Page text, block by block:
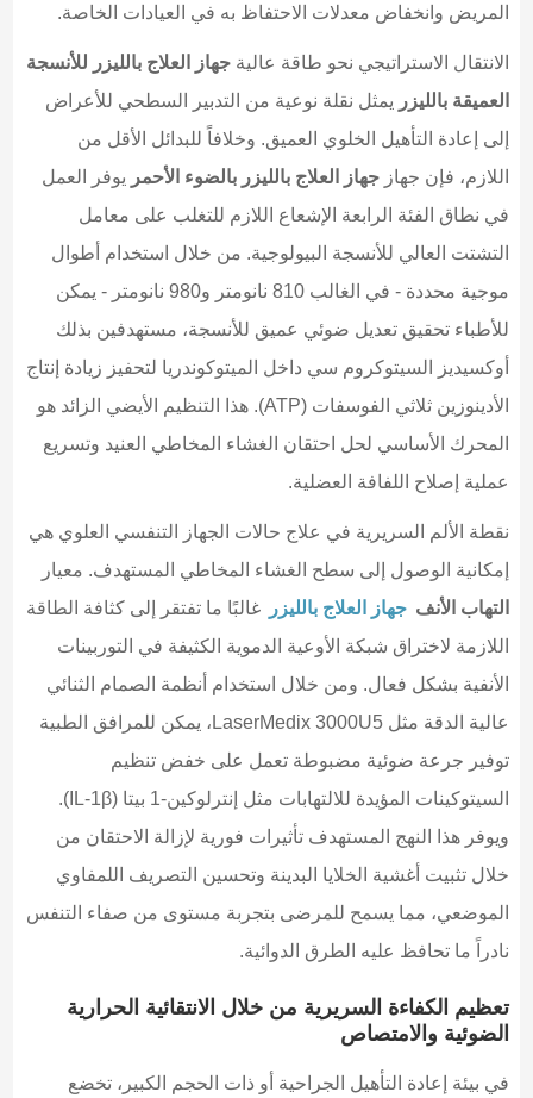
المريض وانخفاض معدلات الاحتفاظ به في العيادات الخاصة.
الانتقال الاستراتيجي نحو طاقة عالية جهاز العلاج بالليزر للأنسجة
العميقة بالليزر يمثل نقلة نوعية من التدبير السطحي للأعراض
إلى إعادة التأهيل الخلوي العميق. وخلافاً للبدائل الأقل من
اللازم، فإن جهاز جهاز العلاج بالليزر بالضوء الأحمر يوفر العمل
في نطاق الفئة الرابعة الإشعاع اللازم للتغلب على معامل
التشتت العالي للأنسجة البيولوجية. من خلال استخدام أطوال
موجية محددة - في الغالب 810 نانومتر و980 نانومتر - يمكن
للأطباء تحقيق تعديل ضوئي عميق للأنسجة، مستهدفين بذلك
أوكسيديز السيتوكروم سي داخل الميتوكوندريا لتحفيز زيادة إنتاج
الأدينوزين ثلاثي الفوسفات (ATP). هذا التنظيم الأيضي الزائد هو
المحرك الأساسي لحل احتقان الغشاء المخاطي العنيد وتسريع
عملية إصلاح اللفافة العضلية.
نقطة الألم السريرية في علاج حالات الجهاز التنفسي العلوي هي
إمكانية الوصول إلى سطح الغشاء المخاطي المستهدف. معيار
التهاب الأنف جهاز العلاج بالليزر
غالبًا ما تفتقر إلى كثافة الطاقة
اللازمة لاختراق شبكة الأوعية الدموية الكثيفة في التوربينات
الأنفية بشكل فعال. ومن خلال استخدام أنظمة الصمام الثنائي
عالية الدقة مثل LaserMedix 3000U5، يمكن للمرافق الطبية
توفير جرعة ضوئية مضبوطة تعمل على خفض تنظيم
السيتوكينات المؤيدة للالتهابات مثل إنترلوكين-1 بيتا (IL-1β).
ويوفر هذا النهج المستهدف تأثيرات فورية لإزالة الاحتقان من
خلال تثبيت أغشية الخلايا البدينة وتحسين التصريف اللمفاوي
الموضعي، مما يسمح للمرضى بتجربة مستوى من صفاء التنفس
نادراً ما تحافظ عليه الطرق الدوائية.
تعظيم الكفاءة السريرية من خلال الانتقائية الحرارية
الضوئية والامتصاص
في بيئة إعادة التأهيل الجراحية أو ذات الحجم الكبير، تخضع